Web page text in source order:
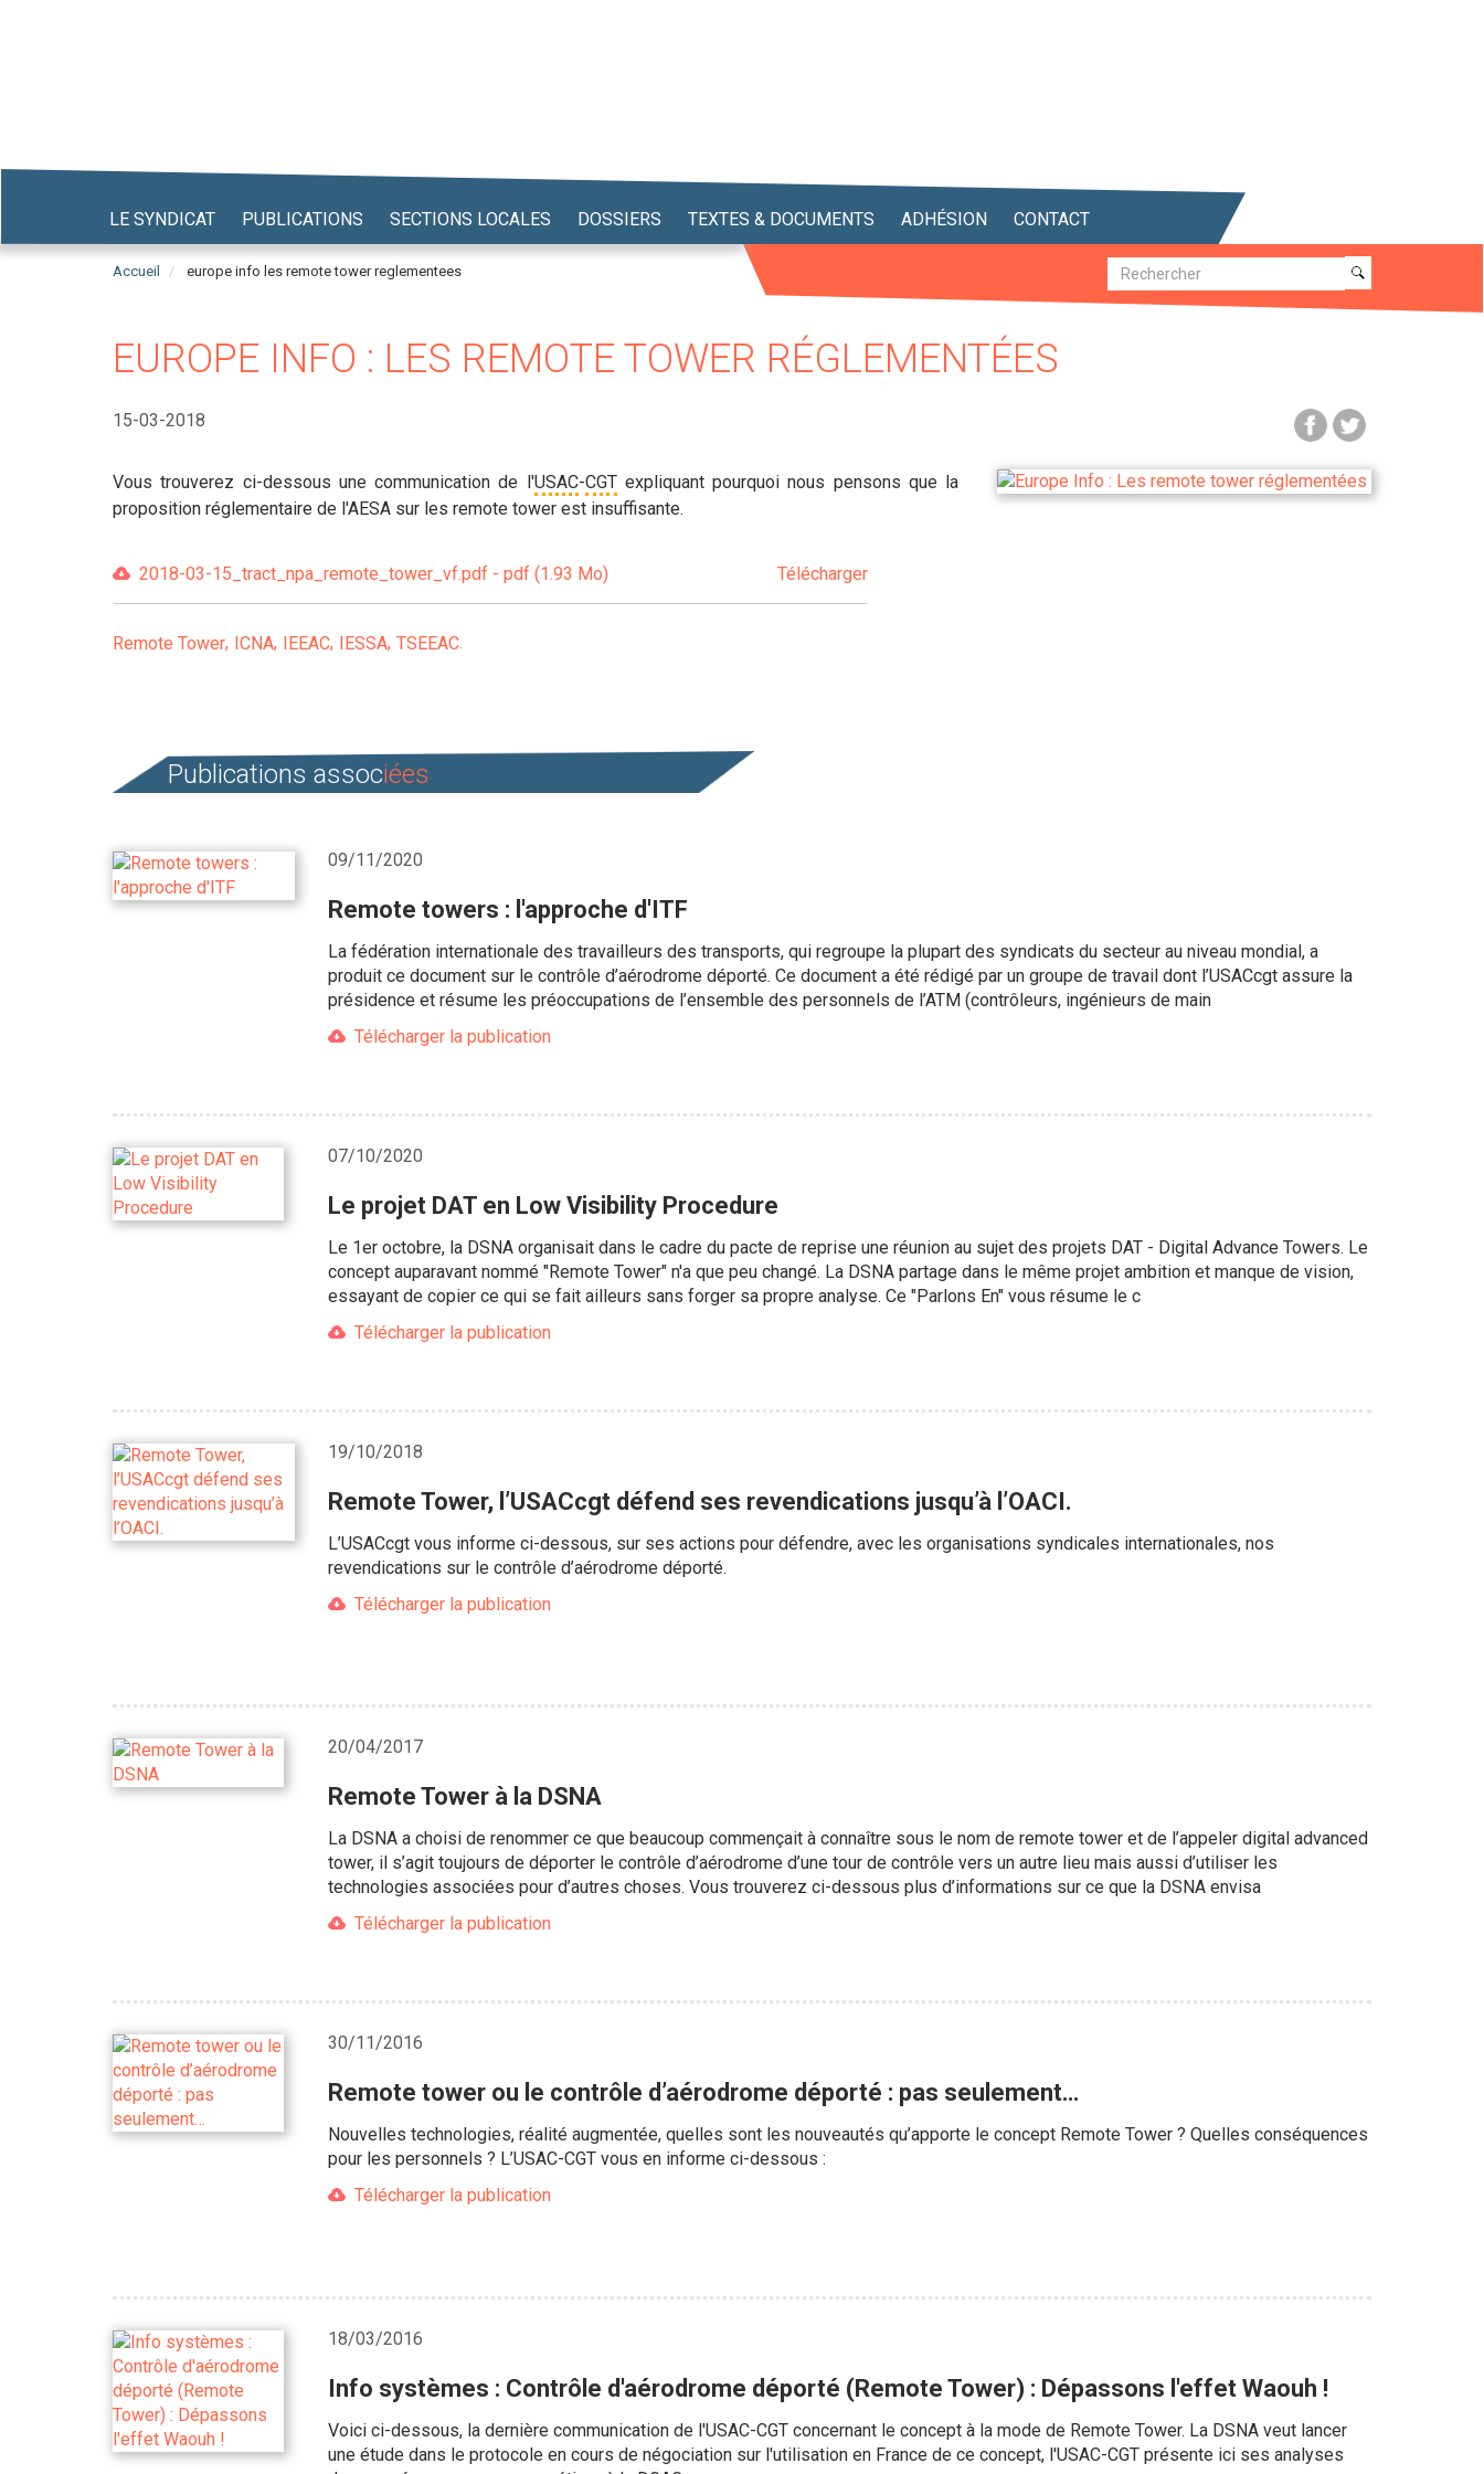
LE SYNDICAT PUBLICATIONS SECTIONS LOCALES DOSSIERS TEXTES & DOCUMENTS ADHÉSION CONTACT
Accueil europe info les remote tower reglementees Recherche
Recherche
EUROPE INFO : LES REMOTE TOWER RÉGLEMENTÉES
15-03-2018
Vous trouverez ci-dessous une communication de l'USAC-CGTexpliquant pourquoi nous pensons que la
proposition réglementaire de l'AESA sur les remote tower est insuffisante.
2018-03-15_tract_npa_remote_tower_vf.pdf - pdf (1.93 Mo) Télécharger
Remote Tower ICNA IEEAC IESSA TSEEAC
Publications associées
09/11/2020
Remote towers : l'approche d'ITF
La fédération internationale des travailleurs des transports, qui regroupe la plupart des syndicats du secteur au niveau mondial, a
produit ce document sur le contrôle d’aérodrome déporté. Ce document a été rédigé par un groupe de travail dont l’USACcgt assure la
présidence et résume les préoccupations de l’ensemble des personnels de l’ATM (contrôleurs, ingénieurs de main
Télécharger la publication
07/10/2020
Le projet DAT en Low Visibility Procedure
Le 1er octobre, la DSNA organisait dans le cadre du pacte de reprise une réunion au sujet des projets DAT - Digital Advance Towers. Le
concept auparavant nommé "Remote Tower" n'a que peu changé. La DSNA partage dans le même projet ambition et manque de vision,
essayant de copier ce qui se fait ailleurs sans forger sa propre analyse. Ce "Parlons En" vous résume le c
Télécharger la publication
19/10/2018
Remote Tower, l’USACcgt défend ses revendications jusqu’à l’OACI.
L’USACcgt vous informe ci-dessous, sur ses actions pour défendre, avec les organisations syndicales internationales, nos
revendications sur le contrôle d’aérodrome déporté.
Télécharger la publication
20/04/2017
Remote Tower à la DSNA
La DSNA a choisi de renommer ce que beaucoup commençait à connaître sous le nom de remote tower et de l’appeler digital advanced
tower, il s’agit toujours de déporter le contrôle d’aérodrome d’une tour de contrôle vers un autre lieu mais aussi d’utiliser les
technologies associées pour d’autres choses. Vous trouverez ci-dessous plus d’informations sur ce que la DSNA envisa
Télécharger la publication
30/11/2016
Remote tower ou le contrôle d’aérodrome déporté : pas seulement…
Nouvelles technologies, réalité augmentée, quelles sont les nouveautés qu’apporte le concept Remote Tower ? Quelles conséquences
pour les personnels ? L’USAC-CGT vous en informe ci-dessous :
Télécharger la publication
18/03/2016
Info systèmes : Contrôle d'aérodrome déporté (Remote Tower) : Dépassons l'effet Waouh !
Voici ci-dessous, la dernière communication de l'USAC-CGT concernant le concept à la mode de Remote Tower. La DSNA veut lancer
une étude dans le protocole en cours de négociation sur l'utilisation en France de ce concept, l'USAC-CGT présente ici ses analyses